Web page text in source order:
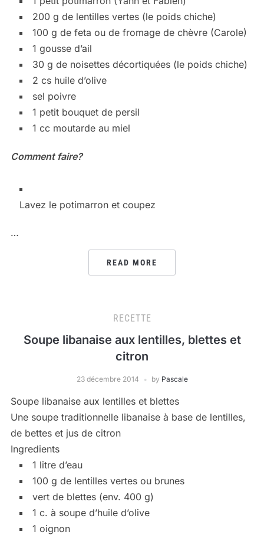
200 g de lentilles vertes (le poids chiche)
100 g de feta ou de fromage de chèvre (Carole)
1 gousse d’ail
30 g de noisettes décortiquées (le poids chiche)
2 cs huile d’olive
sel poivre
1 petit bouquet de persil
1 cc moutarde au miel
Comment faire?
Lavez le potimarron et coupez
…
READ MORE
RECETTE
Soupe libanaise aux lentilles, blettes et
citron
23 décembre 2014 by Pascale
Soupe libanaise aux lentilles et blettes
Une soupe traditionnelle libanaise à base de lentilles,
de bettes et jus de citron
Ingredients
1 litre d’eau
100 g de lentilles vertes ou brunes
vert de blettes (env. 400 g)
1 c. à soupe d’huile d’olive
1 oignon